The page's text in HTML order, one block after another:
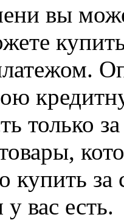
вы
только
купить за
вас есть.